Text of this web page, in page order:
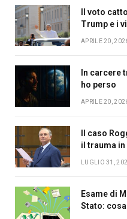
Il voto
Trump e i
APRILE 20,
In carcere
ho perso
APRILE 20,
Il caso
il trauma
LUGLIO 31,
Esame di
Stato: